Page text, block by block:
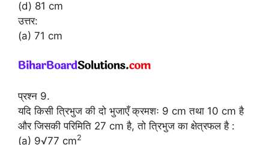
(d) 81 cm
उत्तर:
(a) 71 cm
प्रश्न 9.
यदि किसी त्रिभुज की दो भुजाएँ क्रमशः 9 cm तथा 10 cm है
और जिसकी परिमिति 27 cm है, तो त्रिभुज का क्षेत्रफल है :
(a) 9√77 cm2